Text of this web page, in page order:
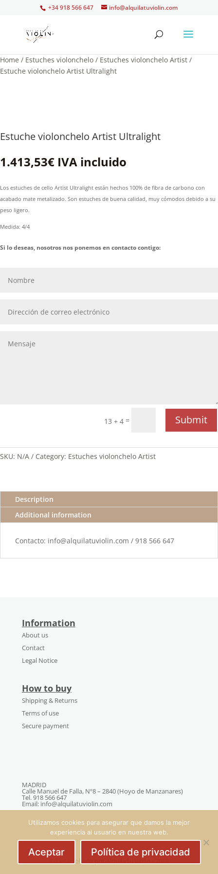
+34 918 566 647 info@alquilatuviolin.com
Home / Estuches violonchelo / Estuches violonchelo Artist /
Estuche violonchelo Artist Ultralight
Estuche violonchelo Artist Ultralight
1.413,53€ IVA incluido
Los estuches de cello Artist Ultralight están hechos 100% de fibra de carbono con
acabado mate metalizado. Son estuches de buena calidad, muy cómodos debido a su
peso ligero.
Medida: 4/4
Si lo deseas, nosotros nos ponemos en contacto contigo:
13 + 4 = Submit
SKU: N/A Category: Estuches violonchelo Artist
Description
Additional information
Contacto: info@alquilatuviolin.com / 918 566 647
Information
About us
Contact
Legal Notice
How to buy
Shipping & Returns
Terms of use
Secure payment
MADRID
Calle Manuel de Falla, Nº8 – 2840 (Hoyo de Manzanares)
Tel. 918 566 647
Email: info@alquilatuviolin.com
© Desarrollado por Alquila tu violin - 2019
Utilizamos cookies para asegurar que damos la mejor
experiencia al usuario en nuestra web.
Aceptar Política de privacidad